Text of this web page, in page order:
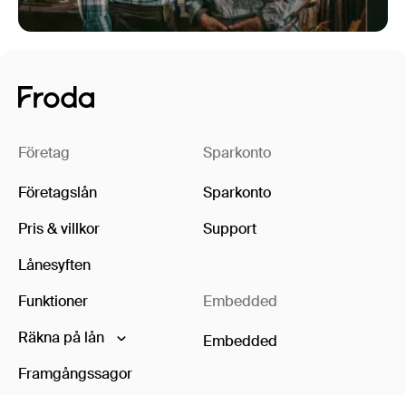
Företag
Företagslån
Pris & villkor
Lånesyften
Funktioner
Räkna på lån
Framgångssagor
Sparkonto
Sparkonto
Support
Embedded
Embedded